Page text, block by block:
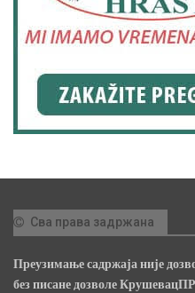
Сва права задржана
Преузимање садржаја није
без писане дозволе